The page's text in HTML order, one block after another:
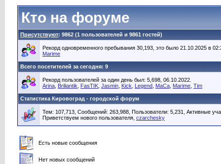
Кто на форуме
Присутствуют: 9862 (1 пользователей и 9861 гостей)
Рекорд одновременного пребывания 30,193, это было 21.10.2025 в
Marime
Всего посетителей за сегодня: 9
Рекорд пользователей за один день был: 5,698, 06.10.2022.
Arina Briliantik FasTIK Jasmin Kick Legend MaCa Marime Tim
Статистика Кировоград - городской форум
Тем: 107,713, Сообщений: 263,988, Пользователи: 5,231, Активные
Приветствуем нового пользователя, czarchesky
Есть новые сообщения
Нет новых сообщений